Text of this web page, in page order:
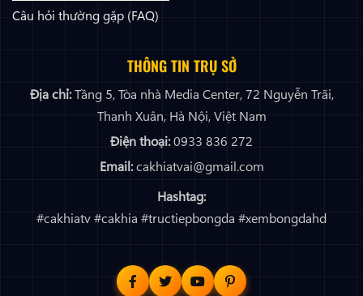
Câu hỏi thường gặp (FAQ)
THÔNG TIN TRỤ SỞ
Địa chỉ:Tầng 5, Tòa nhà Media Center, 72 Nguyễn Trãi,
Thanh Xuân, Hà Nội, Việt Nam
Điện thoại:0933 836 272
Email: cakhiatvai@gmail.com
Hashtag:
#cakhiatv #cakhia #tructiepbongda #xembongdahd